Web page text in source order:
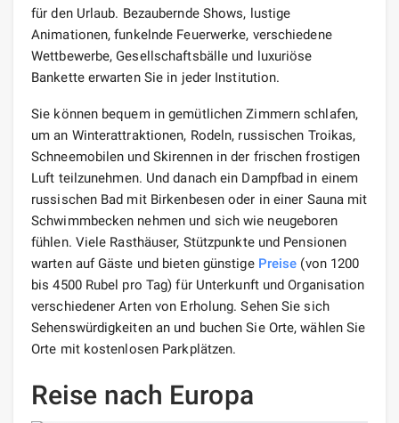
für den Urlaub. Bezaubernde Shows, lustige
Animationen, funkelnde Feuerwerke, verschiedene
Wettbewerbe, Gesellschaftsbälle und luxuriöse
Bankette erwarten Sie in jeder Institution.
Sie können bequem in gemütlichen Zimmern schlafen,
um an Winterattraktionen, Rodeln, russischen Troikas,
Schneemobilen und Skirennen in der frischen frostigen
Luft teilzunehmen. Und danach ein Dampfbad in einem
russischen Bad mit Birkenbesen oder in einer Sauna mit
Schwimmbecken nehmen und sich wie neugeboren
fühlen. Viele Rasthäuser, Stützpunkte und Pensionen
warten auf Gäste und bieten günstige Preise (von 1200
bis 4500 Rubel pro Tag) für Unterkunft und Organisation
verschiedener Arten von Erholung. Sehen Sie sich
Sehenswürdigkeiten an und buchen Sie Orte, wählen Sie
Orte mit kostenlosen Parkplätzen.
Reise nach Europa